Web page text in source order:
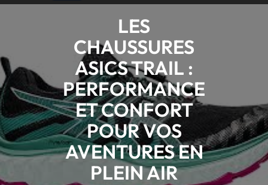
LES
CHAUSSURES
ASICS TRAIL :
PERFORMANCE
ET CONFORT
POUR VOS
AVENTURES EN
PLEIN AIR